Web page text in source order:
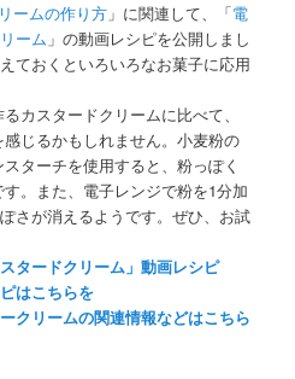
ームの作り方 」に関連して、「電
ーム 」の動画レシピを公開しまし
ておくといろいろなお菓子に応用
カスタードクリームに比べて、
じるかもしれません。小麦粉の
ターチを使用すると、粉っぽく
。また、電子レンジで粉を1分加
さが消えるようです。ぜひ、お試
タードクリーム」動画レシピ
はこちらを
クリームの関連情報などはこちら